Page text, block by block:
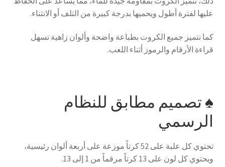
عليها لفترة أطول ويحميها بدرجة كبيرة من التلف أو الانثناء.
كما تتميز جميع الكروت بطباعة واضحة وألوان زاهية تسهل
قراءة الأرقام والرموز أثناء اللعب.
♠️ تصميم مطابق للنظام
الرسمي
تحتوي كل علبة على 52 كرتاً موزعة على أربعة ألوان رئيسية،
ويحتوي كل لون على 13 كرتاً مرقماً من 1 إلى 13.